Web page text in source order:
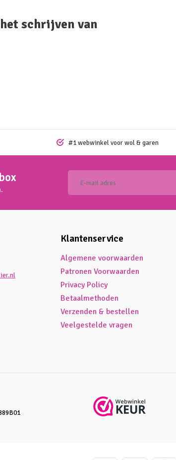
schrijven van
#1 webwinkel voor wol & garen
Klantenservice
Algemene voorwaarden
Patronen Voorwaarden
Privacy Policy
Betaalmethoden
Verzenden & bestellen
Veelgestelde vragen